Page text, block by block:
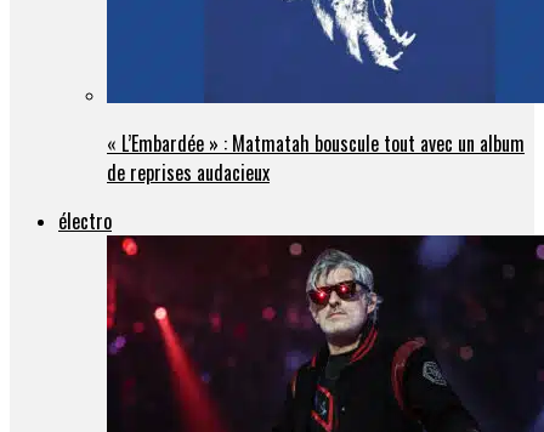
« L’Embardée » : Matmatah bouscule tout avec un album
de reprises audacieux
électro